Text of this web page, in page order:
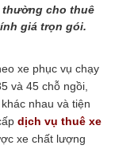
thường cho thuê
giá trọn gói.
xe phục vụ chạy
và 45 chỗ ngồi,
nhau và tiện
dịch vụ thuê xe
xe chất lượng